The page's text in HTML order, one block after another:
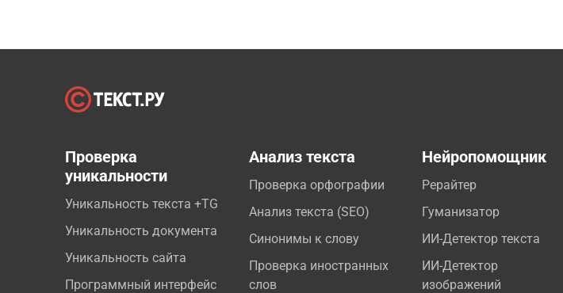
Проверка
уникальности
Уникальность текста +TG
Уникальность документа
Уникальность сайта
Программный интерфейс
Анализ текста
Проверка орфографии
Анализ текста (SEO)
Синонимы к слову
Проверка иностранных
слов
Нейропомощник
Рерайтер
Гуманизатор
ИИ-Детектор текста
ИИ-Детектор
изображений